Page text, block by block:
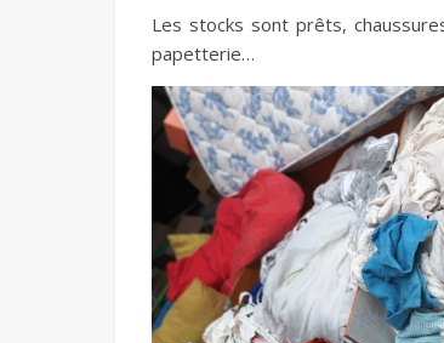
Les stocks sont prêts,
papetterie…